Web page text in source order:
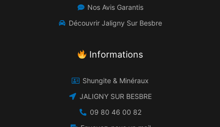
Nos Avis Garantis
Découvrir Jaligny Sur Besbre
Informations
Shungite & Minéraux
JALIGNY SUR BESBRE
09 80 46 00 82